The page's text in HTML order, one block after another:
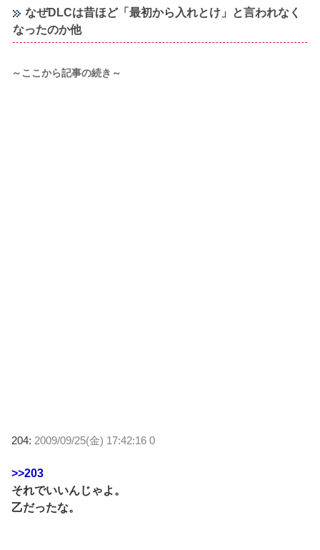
なぜDLCは昔ほど「最初から入れとけ」と言われなく
なったのか他
～ここから記事の続き～
204: 2009/09/25(金) 17:42:16 0
>>203
それでいいんじゃよ。
乙だったな。